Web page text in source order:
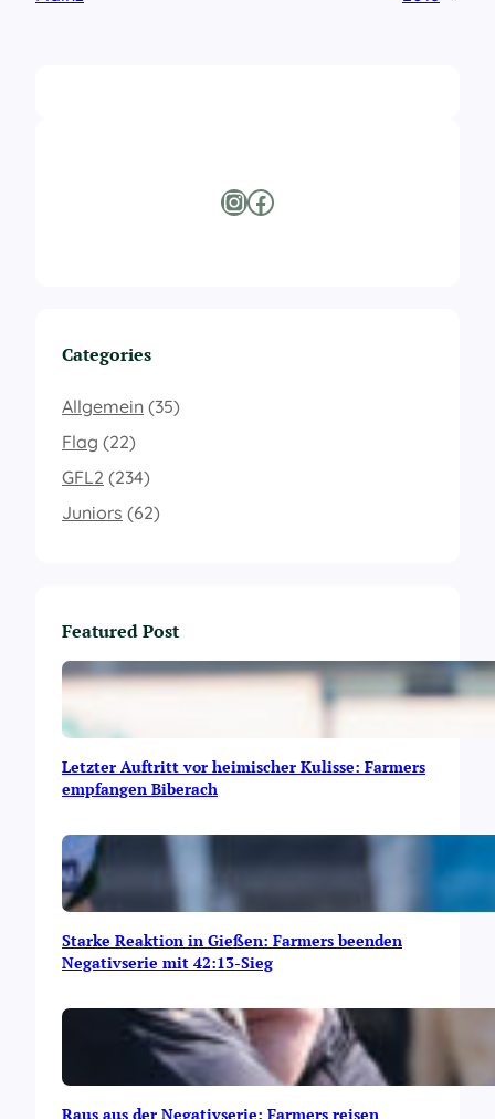
InstagramFacebook
Categories
Allgemein (35)
Flag (22)
GFL2 (234)
Juniors (62)
Featured Post
Letzter Auftritt vor heimischer Kulisse: Farmers
empfangen Biberach
Starke Reaktion in Gießen: Farmers beenden
Negativserie mit 42:13-Sieg
Raus aus der Negativserie: Farmers reisen